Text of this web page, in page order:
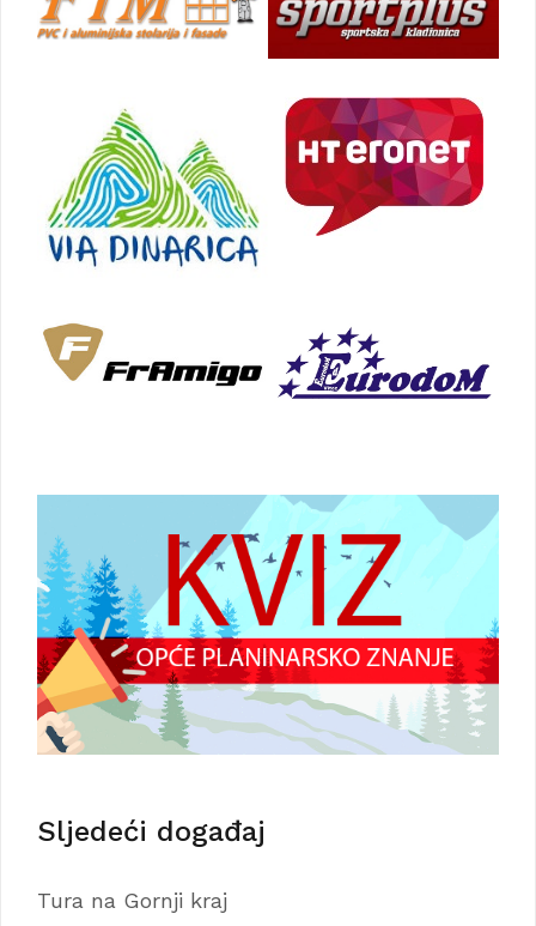
Sljedeći događaj
Tura na Gornji kraj